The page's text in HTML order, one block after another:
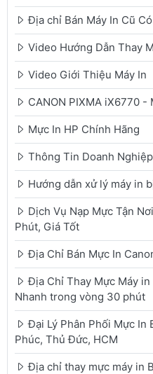
Địa chỉ Bán Máy In Cũ
Video Hướng Dẫn Thay
Video Giới Thiệu Máy In
CANON PIXMA iX6770 -
Mực In HP Chính Hãng
Thông Tin Doanh Nghiệp
Hướng dẫn xử lý máy in
Dịch Vụ Nạp Mực Tận
Phút, Giá Tốt
Địa Chỉ Bán Mực In
Địa Chỉ Thay Mực Máy in
Nhanh trong vòng 30 phút
Đại Lý Phân Phối Mực In
Phúc, Thủ Đức, HCM
Địa chỉ thay mực máy in